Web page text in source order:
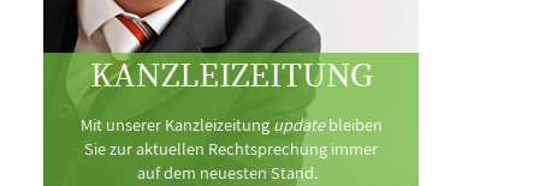
KANZLEIZEITUNG
Mit unserer Kanzleizeitung updatebleiben
Sie zur aktuellen Rechtsprechung immer
auf dem neuesten Stand.